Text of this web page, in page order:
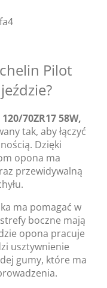
Pilot
70ZR17 58W,
tak, aby łączyć
Dzięki
opona ma
przewidywalną
ma pomagać w
boczne mają
opona pracuje
usztywnienie
gumy, które ma